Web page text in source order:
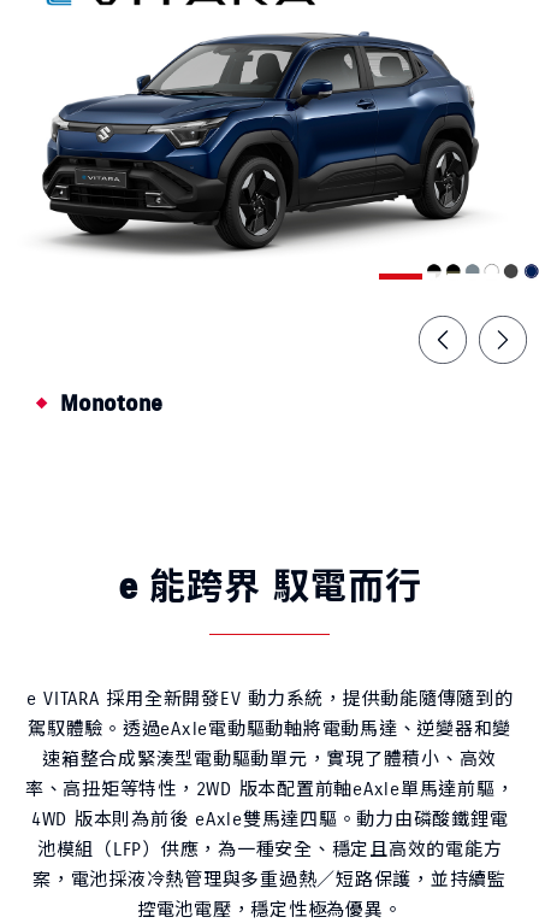
Monotone (ALLGRIP-e限定)
e 能跨界 馭電而行
e VITARA 採用全新開發EV 動力系統，提供動能隨傳隨到的
駕馭體驗。透過eAxle電動驅動軸將電動馬達、逆變器和變
速箱整合成緊湊型電動驅動單元，實現了體積小、高效
率、高扭矩等特性，2WD 版本配置前軸eAxle單馬達前驅，
4WD 版本則為前後 eAxle雙馬達四驅。動力由磷酸鐵鋰電
池模組（LFP）供應，為一種安全、穩定且高效的電能方
案，電池採液冷熱管理與多重過熱／短路保護，並持續監
控電池電壓，穩定性極為優異。